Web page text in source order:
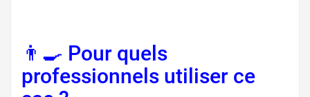
👨‍🍳 Pour quels
professionnels utiliser ce